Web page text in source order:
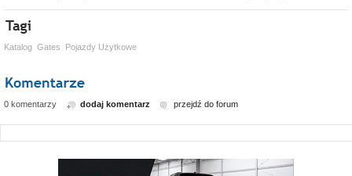
Katalog Gates Pojazdy Użytkowe
0 komentarzy dodaj komentarz przejdź do forum